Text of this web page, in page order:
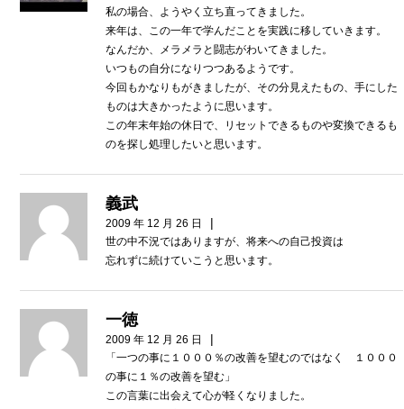
私の場合、ようやく立ち直ってきました。
来年は、この一年で学んだことを実践に移していきます。
なんだか、メラメラと闘志がわいてきました。
いつもの自分になりつつあるようです。
今回もかなりもがきましたが、その分見えたもの、手にした
ものは大きかったように思います。
この年末年始の休日で、リセットできるものや変換できるも
のを探し処理したいと思います。
義武
2009 年 12 月 26 日 |
世の中不況ではありますが、将来への自己投資は
忘れずに続けていこうと思います。
一徳
2009 年 12 月 26 日 |
「一つの事に１０００％の改善を望むのではなく １０００
の事に１％の改善を望む」
この言葉に出会えて心が軽くなりました。